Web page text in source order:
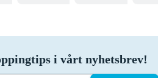
i vårt nyhetsbrev!